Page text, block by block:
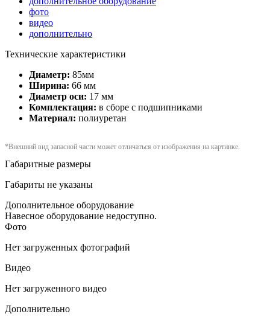
фото
видео
дополнительно
Технические характеристики
Диаметр: 85мм
Ширина: 66 мм
Диаметр оси: 17 мм
Комплектация: в сборе с подшипниками
Материал: полиуретан
*Внешний вид запасной части может отличаться от изображения на картинке.
Габаритные размеры
Габариты не указаны
Дополнительное оборудование
Навесное оборудование недоступно.
Фото
Нет загруженных фотографий
Видео
Нет загруженного видео
Дополнительно